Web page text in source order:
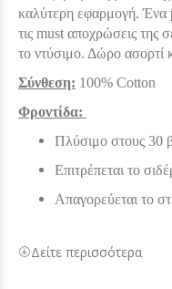
καλύτερη εφαρμογή. Ένα
τις must αποχρώσεις της
το ντύσιμο. Δώρο ασορτί
Σύνθεση: 100% Cotton
Φροντίδα:
Πλύσιμο στους 30
Επιτρέπεται το
Απαγορεύεται το
Δείτε περισσότερα